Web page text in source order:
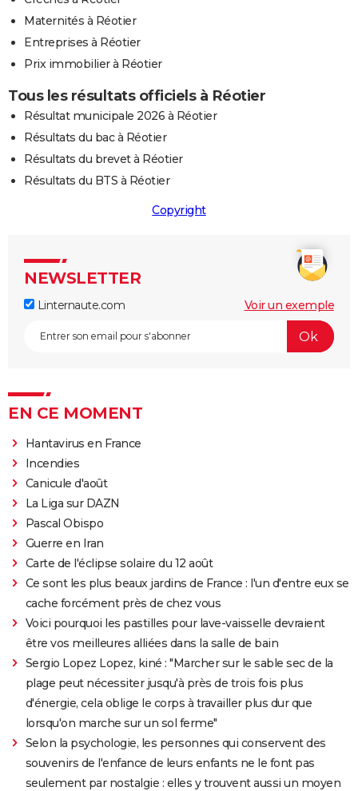
Maternités à Réotier
Entreprises à Réotier
Prix immobilier à Réotier
Tous les résultats officiels à Réotier
Résultat municipale 2026 à Réotier
Résultats du bac à Réotier
Résultats du brevet à Réotier
Résultats du BTS à Réotier
Copyright
NEWSLETTER
Linternaute.com Voir un exemple
EN CE MOMENT
Hantavirus en France
Incendies
Canicule d'août
La Liga sur DAZN
Pascal Obispo
Guerre en Iran
Carte de l'éclipse solaire du 12 août
Ce sont les plus beaux jardins de France : l'un d'entre eux se
cache forcément près de chez vous
Voici pourquoi les pastilles pour lave-vaisselle devraient
être vos meilleures alliées dans la salle de bain
Sergio Lopez Lopez, kiné : "Marcher sur le sable sec de la
plage peut nécessiter jusqu'à près de trois fois plus
d'énergie, cela oblige le corps à travailler plus dur que
lorsqu'on marche sur un sol ferme"
Selon la psychologie, les personnes qui conservent des
souvenirs de l'enfance de leurs enfants ne le font pas
seulement par nostalgie : elles y trouvent aussi un moyen